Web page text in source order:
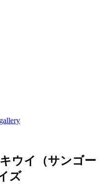
ウイ（サンゴー
ズ